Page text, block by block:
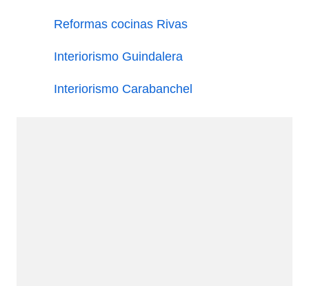
Reformas cocinas Rivas
Interiorismo Guindalera
Interiorismo Carabanchel